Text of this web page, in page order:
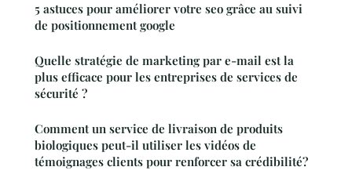
5 astuces pour améliorer votre seo grâce au suivi
de positionnement google
Quelle stratégie de marketing par e-mail est la
plus efficace pour les entreprises de services de
sécurité ?
Comment un service de livraison de produits
biologiques peut-il utiliser les vidéos de
témoignages clients pour renforcer sa crédibilité?